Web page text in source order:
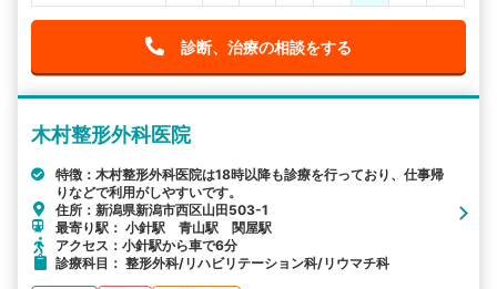
診断、治療の相談をする
木村整形外科医院
特徴：木村整形外科医院は18時以降も診療を行っており、仕事帰
りなどで利用がしやすいです。
住所：新潟県新潟市西区山田503-1
最寄り駅： 小針駅 青山駅 関屋駅
アクセス：小針駅から車で6分
診療科目： 整形外科/リハビリテーション科/リウマチ科